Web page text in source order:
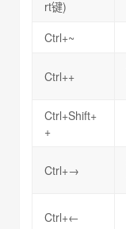
rt键)
Ctrl+~
Ctrl++
Ctrl+Shift+
+
Ctrl+→
Ctrl+←